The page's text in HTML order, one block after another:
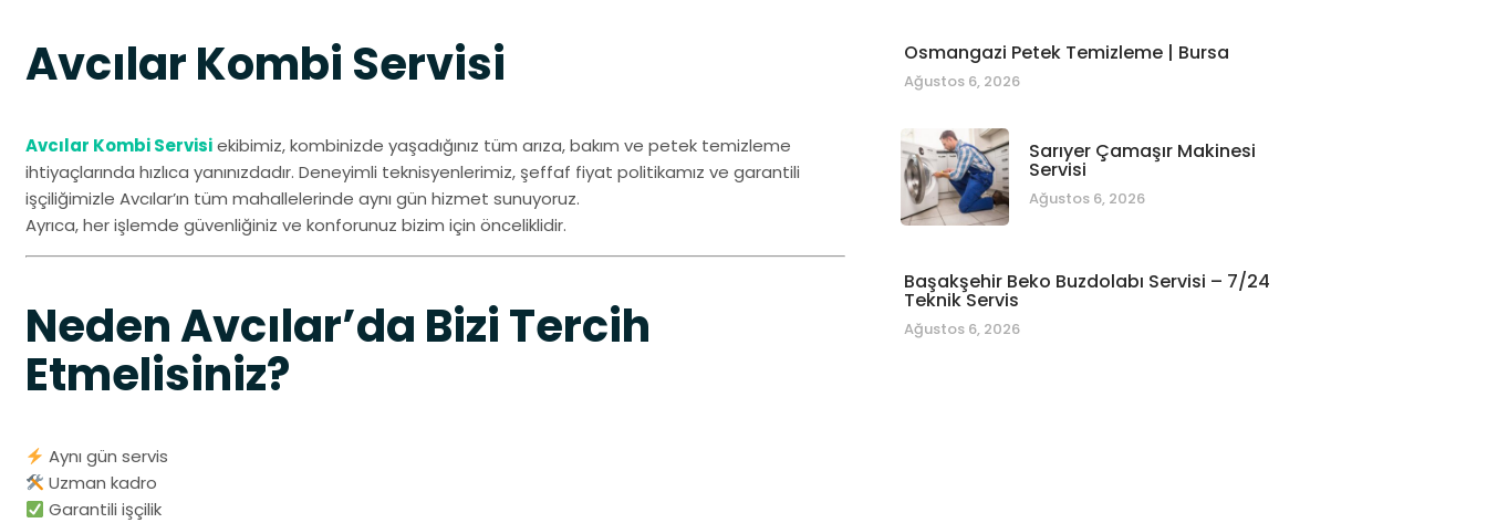
Avcılar Kombi Servisi
Avcılar Kombi Servisiekibimiz, kombinizde yaşadığınız tüm arıza, bakım ve petek temizleme
ihtiyaçlarında hızlıca yanınızdadır. Deneyimli teknisyenlerimiz, şeffaf fiyat politikamız ve garantili
işçiliğimizle Avcılar’ın tüm mahallelerinde aynı gün hizmet sunuyoruz.
Ayrıca, her işlemde güvenliğiniz ve konforunuz bizim için önceliklidir.
Neden Avcılar’da Bizi Tercih
Etmelisiniz?
Aynı gün servis
Uzman kadro
Garantili işçilik
Osmangazi Petek Temizleme | Bursa
Ağustos 6, 2026
Sarıyer Çamaşır Makinesi
Servisi
Ağustos 6, 2026
Başakşehir Beko Buzdolabı Servisi – 7/24
Teknik Servis
Ağustos 6, 2026